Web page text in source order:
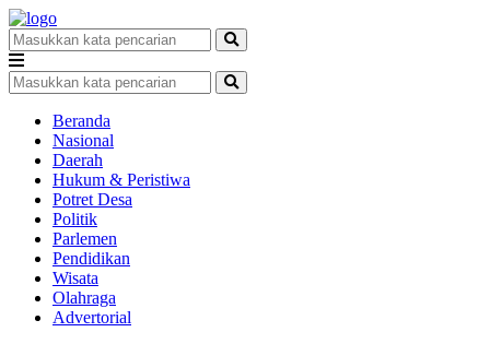
Beranda
Nasional
Daerah
Hukum & Peristiwa
Potret Desa
Politik
Parlemen
Pendidikan
Wisata
Olahraga
Advertorial